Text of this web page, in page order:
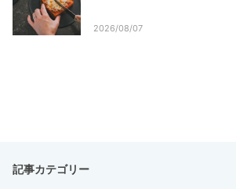
2026/08/07
記事カテゴリー